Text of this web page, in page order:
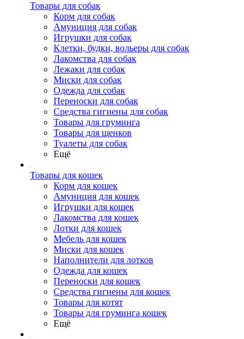
Товары для собак
Корм для собак
Амуниция для собак
Игрушки для собак
Клетки, будки, вольеры для собак
Лакомства для собак
Лежаки для собак
Миски для собак
Одежда для собак
Переноски для собак
Средства гигиены для собак
Товары для груминга
Товары для щенков
Туалеты для собак
Ещё
Товары для кошек
Корм для кошек
Амуниция для кошек
Игрушки для кошек
Лакомства для кошек
Лотки для кошек
Мебель для кошек
Миски для кошек
Наполнители для лотков
Одежда для кошек
Переноски для кошек
Средства гигиены для кошек
Товары для котят
Товары для груминга кошек
Ещё